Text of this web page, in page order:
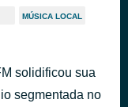
há 30 minutos
MÚSICA LOCAL
solidificou sua
segmentada no